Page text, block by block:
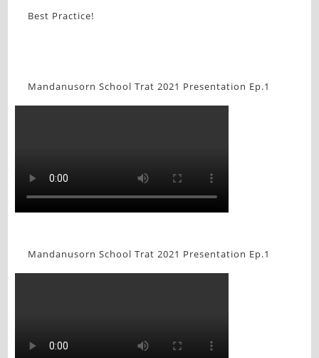
Best Practice!
Mandanusorn School Trat 2021 Presentation Ep.1
Mandanusorn School Trat 2021 Presentation Ep.1